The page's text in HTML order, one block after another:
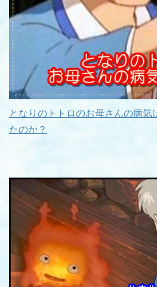
となりのトトロのお母さんの病気
たのか？